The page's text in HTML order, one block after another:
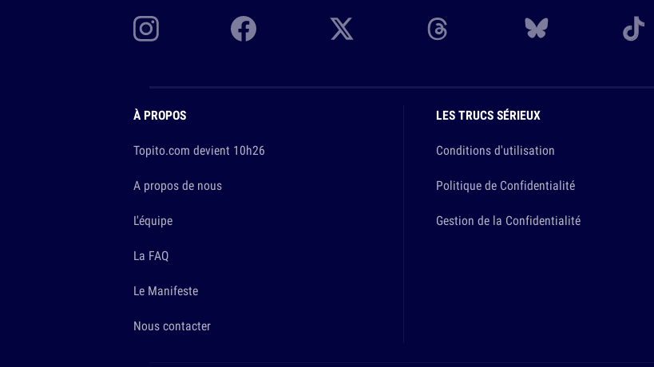
À PROPOS
Topito.com devient 10h26
A propos de nous
L'équipe
La FAQ
Le Manifeste
Nous contacter
LES TRUCS SÉRIEUX
Conditions d'utilisation
Politique de Confidentialité
Gestion de la Confidentialité